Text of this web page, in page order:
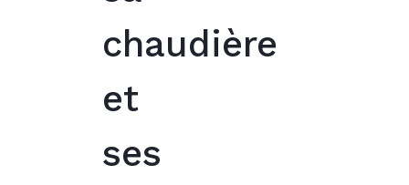
chaudière
et
ses